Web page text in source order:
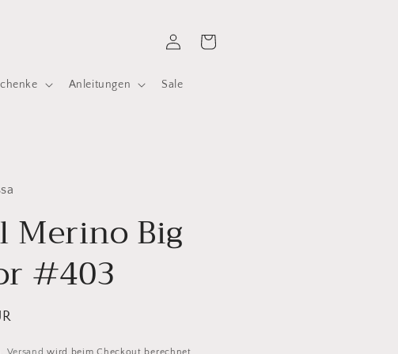
Anleitungen Sale
EinloggenWarenkorb
Merino Big
#403